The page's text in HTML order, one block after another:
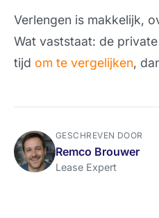
Verlengen is makkelijk,
Wat vaststaat: de
tijd om te vergelijken,
GESCHREVEN DOOR
Remco Brouwer
Lease Expert